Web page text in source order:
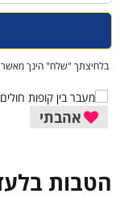
בלחיצתך "שלח" הינך מאשר
אהבתי
הטבות